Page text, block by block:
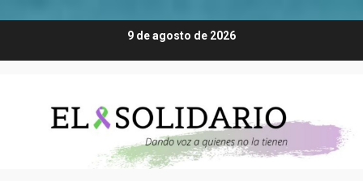
9 de agosto de 2026